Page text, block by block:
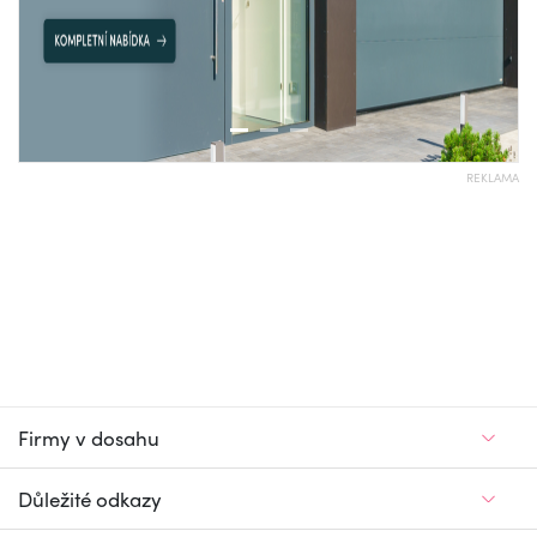
REKLAMA
Firmy v dosahu
Důležité odkazy